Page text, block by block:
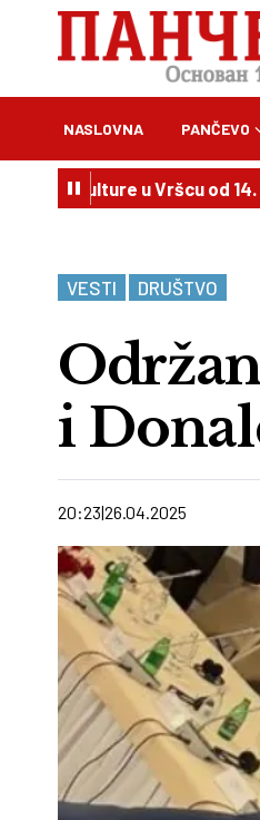
NASLOVNA PANČEVO
u Vršcu od 14. avgusta
VESTI DRUŠTVO
i
20:23 26.04.2025